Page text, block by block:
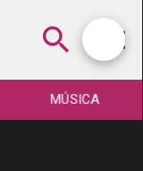
MÚSICA